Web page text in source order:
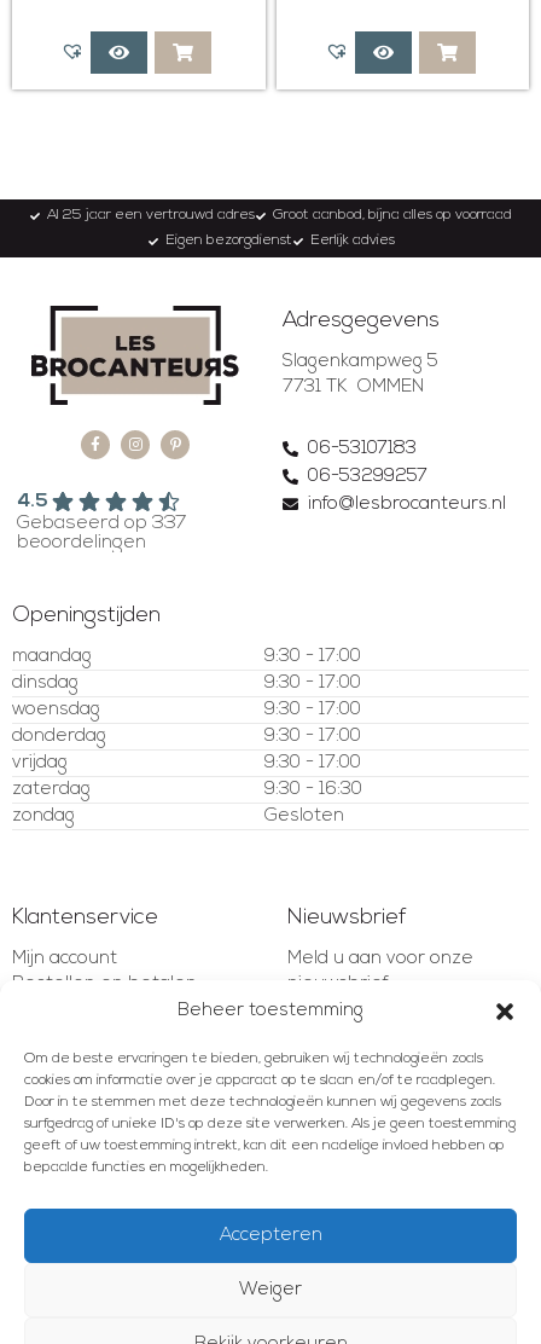
Beheer toestemming
Om de beste ervaringen te bieden, gebruiken wij technologieën zoals
cookies om informatie over je apparaat op te slaan en/of te raadplegen.
Door in te stemmen met deze technologieën kunnen wij gegevens zoals
surfgedrag of unieke ID's op deze site verwerken. Als je geen toestemming
geeft of uw toestemming intrekt, kan dit een nadelige invloed hebben op
bepaalde functies en mogelijkheden.
Accepteren
Weiger
Al 25 jaar een vertrouwd adres
Groot aanbod, bijna alles op voorraad
Eigen bezorgdienst
Eerlijk advies
4.5
Gebaseerd op 337
beoordelingen
Adresgegevens
Slagenkampweg 5
7731 TK OMMEN
06-53107183
06-53299257
info@lesbrocanteurs.nl
Openingstijden
maandag
9:30 - 17:00
dinsdag
9:30 - 17:00
woensdag
9:30 - 17:00
donderdag
9:30 - 17:00
vrijdag
9:30 - 17:00
zaterdag
9:30 - 16:30
zondag
Gesloten
Klantenservice
Mijn account
Bestellen en betalen
Verzenden en retourneren
Klachten en geschillen
Contact
Nieuwsbrief
Meld u aan voor onze
nieuwsbrief
AANMELDEN
© 2012 - 2026 Les Brocanteurs
Meld u aan voor onze nieuwsbrief!